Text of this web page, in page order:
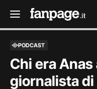
PODCAST
Chi era
giornalista di